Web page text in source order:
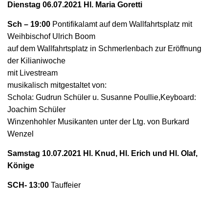
Dienstag 06.07.2021 Hl. Maria Goretti
Sch – 19:00 Pontifikalamt auf dem Wallfahrtsplatz mit
Weihbischof Ulrich Boom
auf dem Wallfahrtsplatz in Schmerlenbach zur Eröffnung
der Kilianiwoche
mit Livestream
musikalisch mitgestaltet von:
Schola: Gudrun Schüler u. Susanne Poullie,Keyboard:
Joachim Schüler
Winzenhohler Musikanten unter der Ltg. von Burkard
Wenzel
Samstag 10.07.2021 Hl. Knud, Hl. Erich und Hl. Olaf,
Könige
SCH- 13:00 Tauffeier